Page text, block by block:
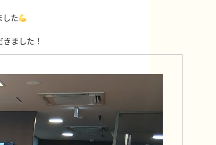
した
ました！